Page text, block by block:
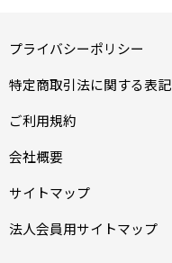
プライバシーポリシー
特定商取引法に関する表記
ご利用規約
会社概要
サイトマップ
法人会員用サイトマップ